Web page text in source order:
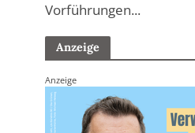
Vorführungen...
Anzeige
Anzeige